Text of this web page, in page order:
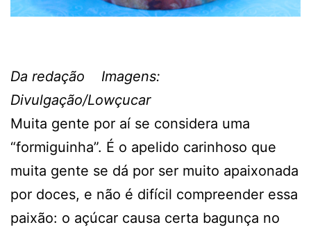
Da redação Imagens:
Divulgação/Lowçucar
Muita gente por aí se considera uma
“formiguinha”. É o apelido carinhoso que
muita gente se dá por ser muito apaixonada
por doces, e não é difícil compreender essa
paixão: o açúcar causa certa bagunça no